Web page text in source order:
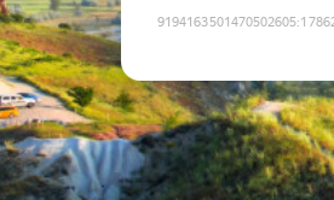
9194163501470502605: